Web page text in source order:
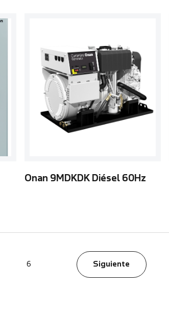
Onan 9MDKDK Diésel 60Hz
6 Siguiente